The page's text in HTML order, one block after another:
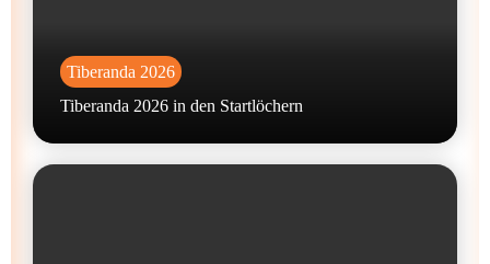
Tiberanda 2026
Tiberanda 2026 in den Startlöchern